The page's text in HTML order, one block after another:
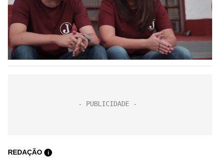
REDAÇÃO i